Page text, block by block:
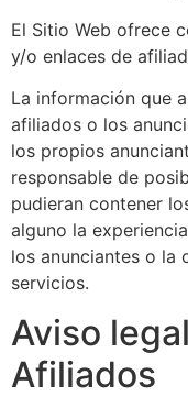
El Sitio Web ofrece
y/o enlaces de
La información que
afiliados o los
los propios
responsable de
pudieran contener
alguno la
los anunciantes o la
servicios.
Aviso
Afiliados